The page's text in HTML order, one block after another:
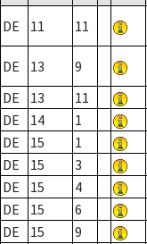
DE 11 11
DE 13 9
DE
13 11
DE
14 1
DE
15 1
DE
15 3
DE
15 4
DE
15 6
DE
15 9